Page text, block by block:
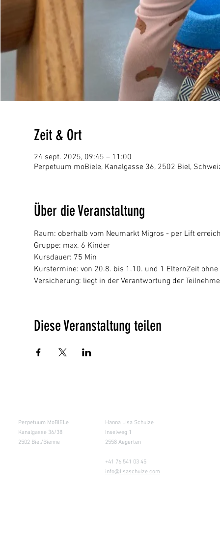
Zeit & Ort
24 sept. 2025, 09:45 – 11:00
Perpetuum moBiele, Kanalgasse 36, 2502 Biel,
Über die Veranstaltung
Raum: oberhalb vom Neumarkt Migros - per Lift
Gruppe: max. 6 Kinder
Kursdauer: 75 Min
Kurstermine: von 20.8. bis 1.10. und 1 ElternZeit
Versicherung: liegt in der Verantwortung der
Diese Veranstaltung teilen
Perpetuum MoBIELe
Kanalgasse 36/38
2502 Biel/Bienne
Hanna Lisa Schulze
Inselweg 1
2558 Aegerten
+41 76 541 03 45
info@lisaschulze.com